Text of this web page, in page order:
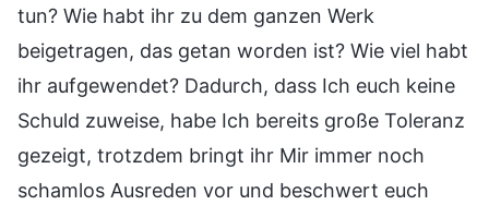
tun? Wie habt ihr zu dem ganzen Werk
beigetragen, das getan worden ist? Wie viel habt
ihr aufgewendet? Dadurch, dass Ich euch keine
Schuld zuweise, habe Ich bereits große Toleranz
gezeigt, trotzdem bringt ihr Mir immer noch
schamlos Ausreden vor und beschwert euch